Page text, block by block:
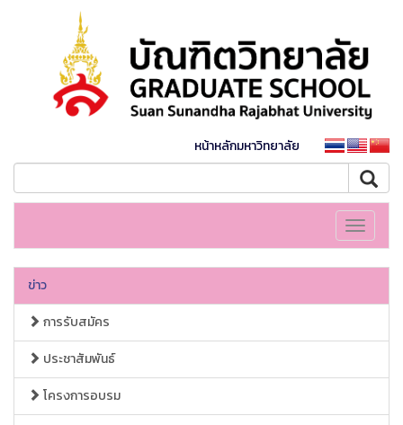
หน้าหลักมหาวิทยาลัย
Toggle
ข่าว
การรับสมัคร
ประชาสัมพันธ์
โครงการอบรม